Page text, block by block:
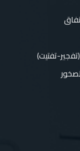
تفتيت)